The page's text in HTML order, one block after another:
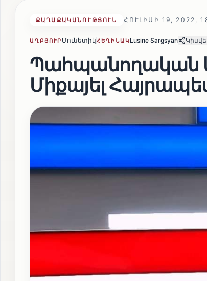
ՔԱՂԱՔԱԿԱՆՈՒԹՅՈՒՆ ՀՈՒԼԻՍԻ 19, 2022,
ԱՂԲՅՈՒՐ ՄունետիկՀԵՂԻՆԱԿ Lusine Sargsyan
Պահպանողական
Միքայել